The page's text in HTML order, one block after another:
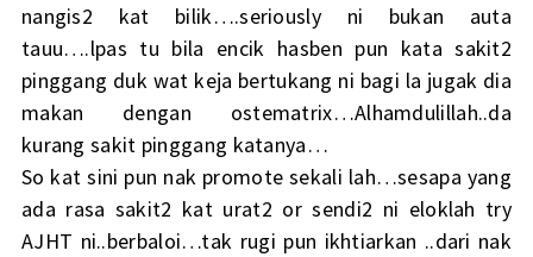
nangis2 kat bilik….seriously ni bukan auta
tauu….lpas tu bila encik hasben pun kata sakit2
pinggang duk wat keja bertukang ni bagi la jugak dia
makan dengan ostematrix…Alhamdulillah..da
kurang sakit pinggang katanya…
So kat sini pun nak promote sekali lah…sesapa yang
ada rasa sakit2 kat urat2 or sendi2 ni eloklah try
AJHT ni..berbaloi…tak rugi pun ikhtiarkan ..dari nak